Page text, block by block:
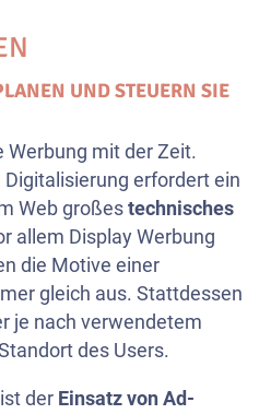
UND STEUERN SIE
Werbung mit der Zeit.
erfordert ein
Web großestechnisches
allem Display Werbung
die Motive einer
gleich aus. Stattdessen
je nach verwendetem
des Users.
der Einsatz von Ad-